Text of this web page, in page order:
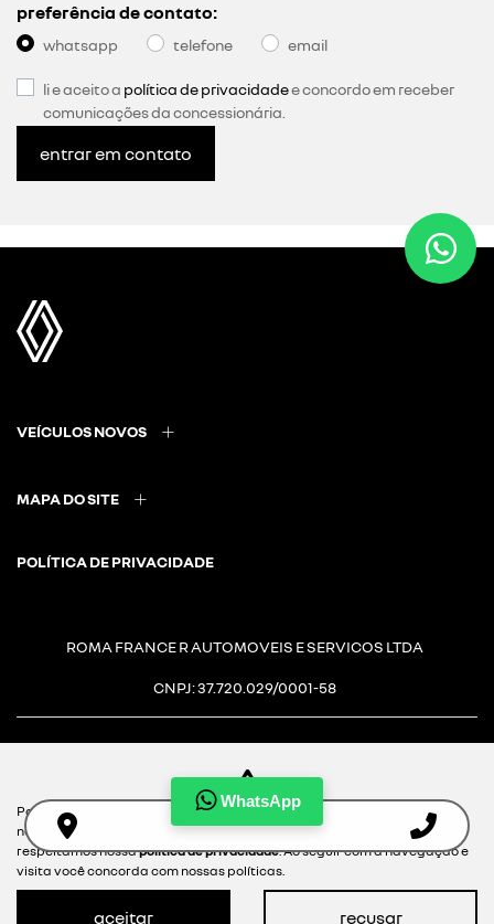
WhatsApp
preferência de contato:
whatsapp telefone email
li e aceito a política de privacidadee concordo em receber
comunicações da concessionária.
entrar em contato
VEÍCULOS NOVOS
MAPA DO SITE
POLÍTICA DE PRIVACIDADE
ROMA FRANCE R AUTOMOVEIS E SERVICOS LTDA
CNPJ: 37.720.029/0001-58
Desacelere. Seu bem maior é
a vida.
Para otimizar sua experiência durante a navegação, fazemos uso de
nossa política de cookies e para proteger seus dados pessoais
respeitamos nossapolítica de privacidade. Ao seguir com a navegação e
visita você concorda com nossas políticas.
aceitar recusar